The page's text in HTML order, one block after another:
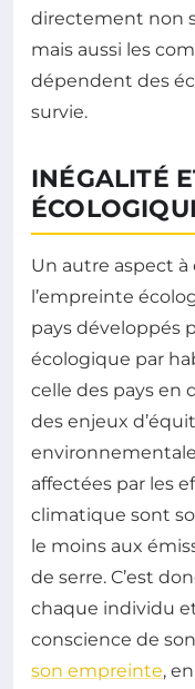
directement non
mais aussi les
dépendent des
survie.
INÉGALITÉ
Un autre aspect à
l’empreinte
pays développés
écologique par
celle des pays en
des enjeux
affectées par les
climatique sont
le moins aux
de serre. C’est
chaque individu
conscience de
son empreinte,